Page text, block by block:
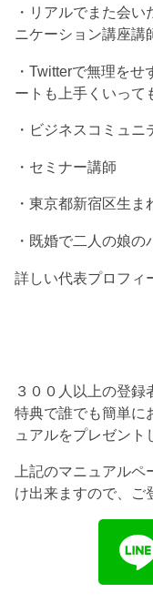
・リアルでまた会
ニケーション講座講
・Twitterで無理を
ートも上手くいって
・ビジネスコミュ
・セミナー講師
・東京都新宿区生
・既婚で二人の娘の
詳しい代表プロフィ
３００人以上の登
特典で誰でも簡単に
ュアルをプレゼント
上記のマニュアル
け出来ますので、ご